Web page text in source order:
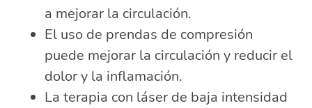
a mejorar la circulación.
El uso de prendas de compresión
puede mejorar la circulación y reducir el
dolor y la inflamación.
La terapia con láser de baja intensidad